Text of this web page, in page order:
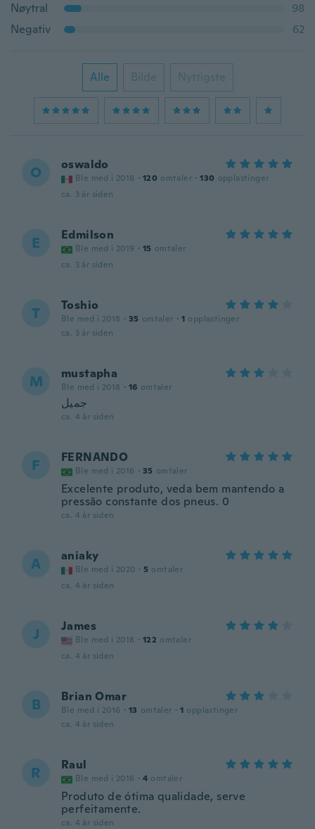
Nøytral
98
Negativ
62
Alle Bilde Nyttigste
O oswaldo
Ble med i 2018 · 120 omtaler · 130 opplastinger
ca. 3 år siden
E Edmilson
Ble med i 2019 · 15 omtaler
ca. 3 år siden
T Toshio
Ble med i 2018 · 35 omtaler · 1 opplastinger
ca. 3 år siden
M mustapha
Ble med i 2018 · 16 omtaler
جميل
ca. 4 år siden
F FERNANDO
Ble med i 2016 · 35 omtaler
Excelente produto, veda bem mantendo a
pressão constante dos pneus. 0
ca. 4 år siden
A aniaky
Ble med i 2020 · 5 omtaler
ca. 4 år siden
J James
Ble med i 2018 · 122 omtaler
ca. 4 år siden
B Brian Omar
Ble med i 2016 · 13 omtaler · 1 opplastinger
ca. 4 år siden
R Raul
Ble med i 2016 · 4 omtaler
Produto de ótima qualidade, serve
perfeitamente.
ca. 4 år siden